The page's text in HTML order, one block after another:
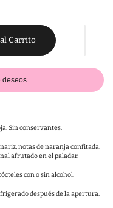
Carrito
Sin conservantes.
notas de naranja confitada.
afrutado en el paladar.
con o sin alcohol.
después de la apertura.